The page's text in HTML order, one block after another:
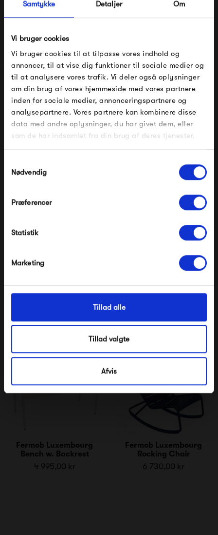
Samtykke Detaljer Om
Vi bruger cookies
Vi bruger cookies til at tilpasse vores indhold og
annoncer, til at vise dig funktioner til sociale medier og
til at analysere vores trafik. Vi deler også oplysninger
om din brug af vores hjemmeside med vores partnere
inden for sociale medier, annonceringspartnere og
analysepartnere. Vores partnere kan kombinere disse
data med andre oplysninger, du har givet dem, eller
som de har indsamlet fra din brug af deres tjenester.
Nødvendig
Præferencer
Statistik
Marketing
Tillad alle
Tillad valgte
Afvis
mange møbelserier er originalt og spænder mindst ligeså
bredt som farveudvalget - der er bestemt noget til enhver
smag.
Se alle varer fra Fermob
Produkter fra samme kategori
Fermob Luxembourg
5 995,00 kr
Fermob Luxembourg
3 135,00 kr
Fermob Luxembourg
Bench w. Backrest
4 995,00 kr
Fermob Luxembourg
Rocking Chair
6 730,00 kr
FÅ 10% PÅ DIN NÆSTE ORDRE
Indtast din e-mail, så sender vi rabatkoden til dig på
mail. Minimumsbeløb er 499 kr. for at indløse
rabatten.
Gælder ikke på produkter fra Fermob, File Under
*Ved at tilmelde dig accepterer du at modtage e-